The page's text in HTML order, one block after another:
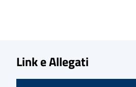
Link e Allegati